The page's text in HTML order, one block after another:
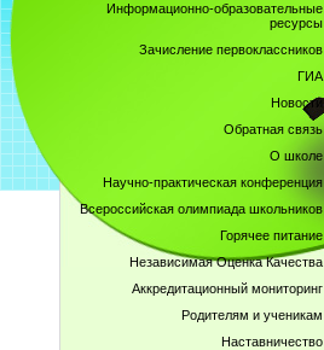
Информационно-образовательные
ресурсы
Зачисление первоклассников
ГИА
Новости
Обратная связь
О школе
Научно-практическая конференция
Всероссийская олимпиада школьников
Горячее питание
Независимая Оценка Качества
Аккредитационный мониторинг
Родителям и ученикам
Наставничество